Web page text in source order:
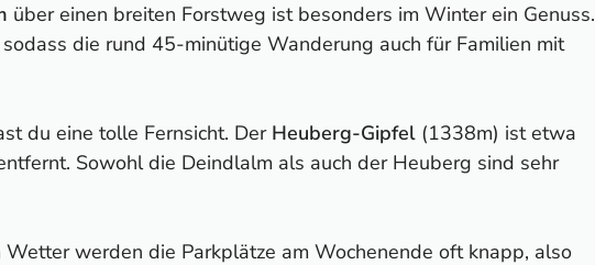
über einen breiten Forstweg ist besonders im Winter ein Genuss.
die rund 45-minütige Wanderung auch für Familien mit
du eine tolle Fernsicht. Der Heuberg-Gipfel (1338m) ist etwa
Sowohl die Deindlalm als auch der Heuberg sind sehr
werden die Parkplätze am Wochenende oft knapp, also